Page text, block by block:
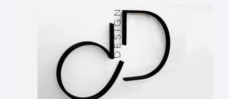
vremena posvetiti vođenju svojih profila. Ukoliko ne želite
zapošljavati još jednu osobu, mogu vam pomoći i preuzeti
taj dio oko strategije i vođenja vaših društvenih mreža […]